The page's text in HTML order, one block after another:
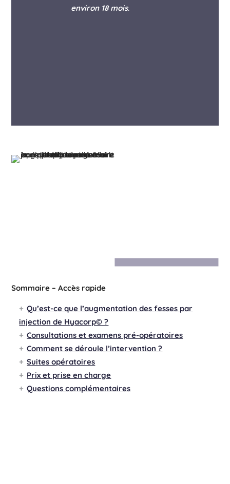
environ 18 mois.
Sommaire – Accès rapide
Qu’est-ce que l’augmentation des fesses par
injection de Hyacorp© ?
Consultations et examens pré-opératoires
Comment se déroule l’intervention ?
Suites opératoires
Prix et prise en charge
Questions complémentaires